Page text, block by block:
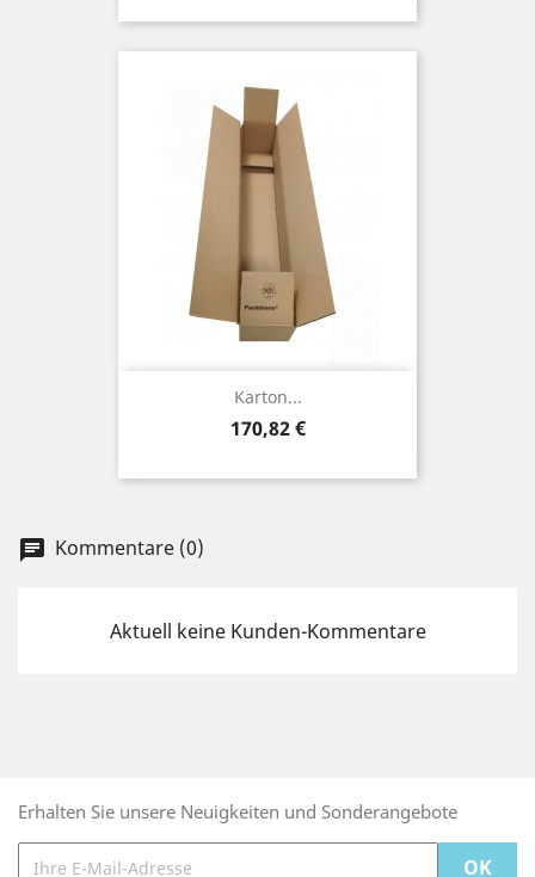
Karton...
Preis
170,82 €
chat Kommentare (0)
Aktuell keine Kunden-Kommentare
Erhalten Sie unsere Neuigkeiten und Sonderangebote